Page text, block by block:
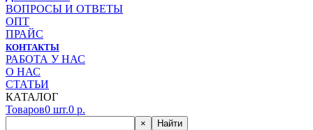
ВОПРОСЫ И ОТВЕТЫ
ОПТ
ПРАЙС
КОНТАКТЫ
РАБОТА У НАС
О НАС
СТАТЬИ
КАТАЛОГ
Товаров0 шт.0 р.
× Найти